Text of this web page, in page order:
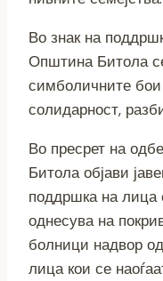
Во знак на
Општина Битола
симболичните бои
солидарност,
Во пресрет на
Битола објави
поддршка на лица
однесува на
болници надвор
лица кои се